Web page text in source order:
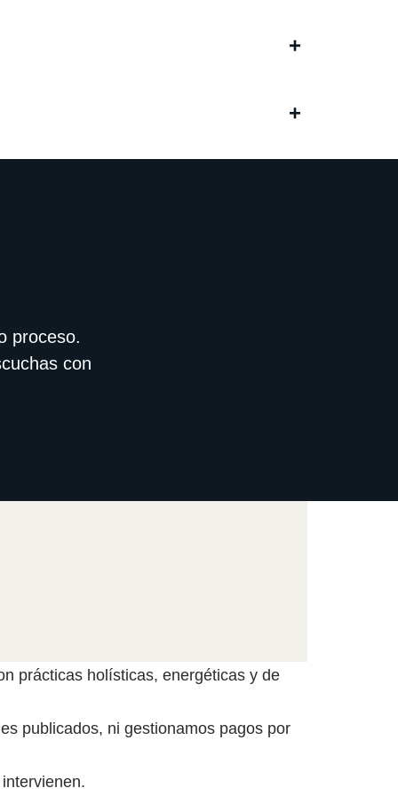
+
+
proceso.
con
prácticas holísticas, energéticas y de
publicados, ni gestionamos pagos por